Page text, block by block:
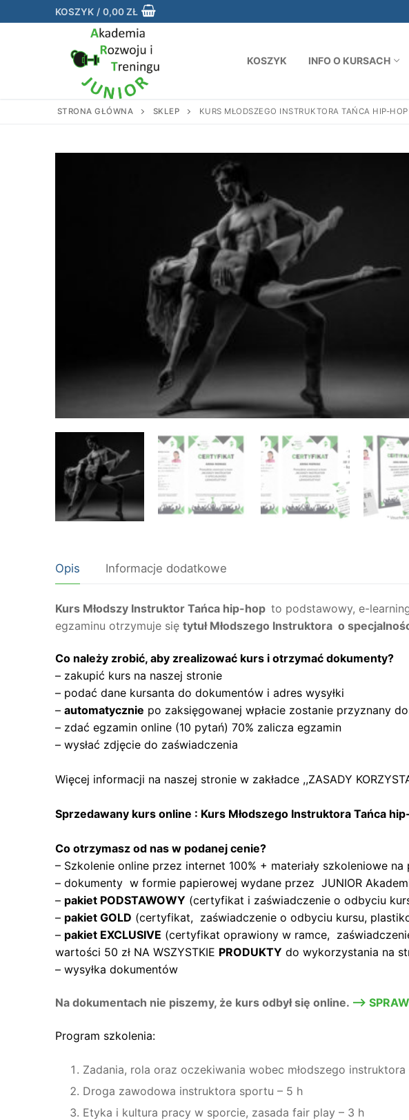
do
KOSZYK / 0,00ZŁ
KOSZYK INFO O KURSACH
STRONA GŁÓWNA SKLEP KURS MŁODSZEGO INSTRUKTORA TAŃCA HIP-
Opis Informacje dodatkowe
Kurs Młodszy Instruktor Tańca hip-hop to podstawowy, e-
egzaminu otrzymuje się tytuł Młodszego Instruktora o
Co należy zrobić, aby zrealizować kurs i otrzymać dokumenty?
– zakupić kurs na naszej stronie
– podać dane kursanta do dokumentów i adres wysyłki
– automatycznie po zaksięgowanej wpłacie zostanie przyznany
– zdać egzamin online (10 pytań) 70% zalicza egzamin
– wysłać zdjęcie do zaświadczenia
Więcej informacji na naszej stronie w zakładce ,,ZASADY
Sprzedawany kurs online : Kurs Młodszego Instruktora Tańca
Co otrzymasz od nas w podanej cenie?
– Szkolenie online przez internet 100% + materiały szkoleniowe
– dokumenty w formie papierowej wydane przez JUNIOR
– pakiet PODSTAWOWY (certyfikat i zaświadczenie o odbyciu
– pakiet GOLD (certyfikat, zaświadczenie o odbyciu kursu,
– pakiet EXCLUSIVE (certyfikat oprawiony w ramce, zaświadczenie
wartości 50 zł NA WSZYSTKIE PRODUKTY do wykorzystania na
– wysyłka dokumentów
Na dokumentach nie piszemy, że kurs odbył się online. –>
Program szkolenia:
Zadania, rola oraz oczekiwania wobec młodszego instruktora
Droga zawodowa instruktora sportu – 5 h
Etyka i kultura pracy w sporcie, zasada fair play – 3 h